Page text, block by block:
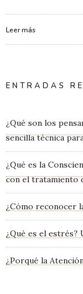
Leer más
ENTRADAS
¿Qué son los
sencilla técnica
¿Qué es la
con el tratamiento
¿Cómo reconocer
¿Qué es el estrés?
¿Porqué la